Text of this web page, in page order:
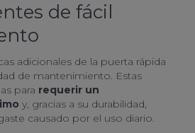
de fácil
adicionales de la puerta rápida
de mantenimiento. Estas
para requerir un
y, gracias a su durabilidad,
causado por el uso diario.